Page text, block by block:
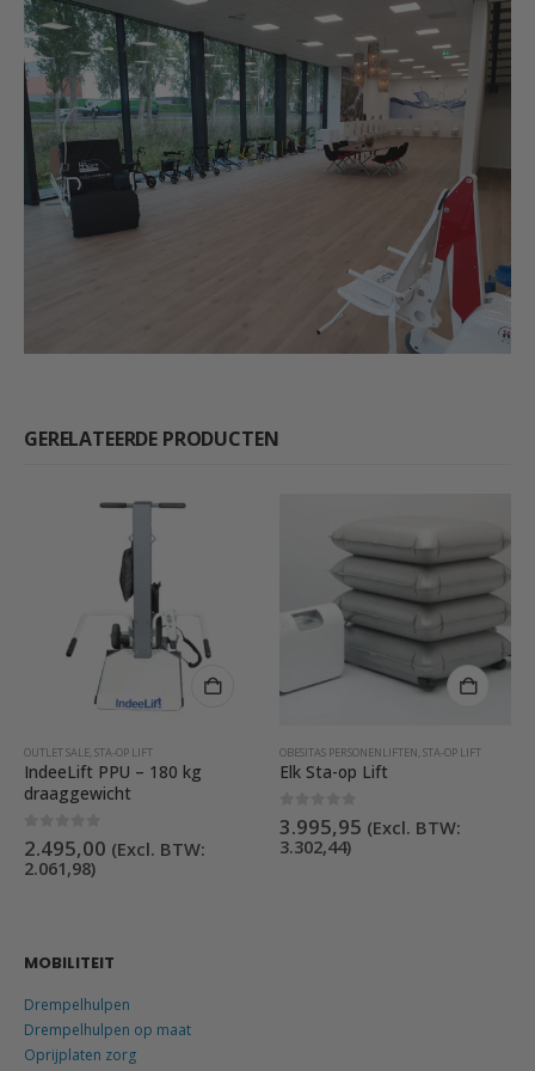
GERELATEERDE PRODUCTEN
OBESITAS PERSONENLIFTEN
Elk Sta-op Lift
3.302,44)
STA OP HULPEN,STA-OP LIFT
SitnStand – Portable
5.00 out of 5
899,00 (Excl. BTW:824,77
Drempelhulpen op maat
Oprijplaten zorg
Rolstoel / scootmobiel acessoires